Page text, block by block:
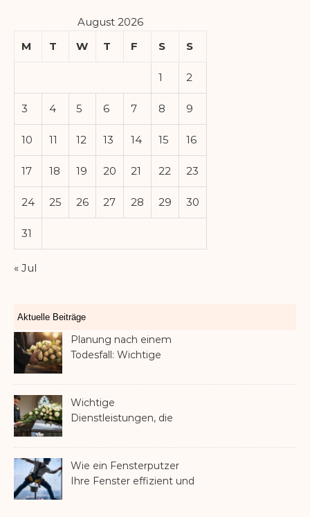
August 2026
M
T W T F S S
1 2
3 4 5 6 7 8 9
10 11 12 13 14 15 16
17 18 19 20 21 22 23
24 25 26 27 28 29 30
31
« Jul
Aktuelle Beiträge
Planung nach einem
Todesfall: Wichtige
Familie in Betracht ziehen
sollte
Wichtige
Dienstleistungen, die
Verlust eines geliebten
Menschen helfen können
Wie ein Fensterputzer
Ihre Fenster effizient und